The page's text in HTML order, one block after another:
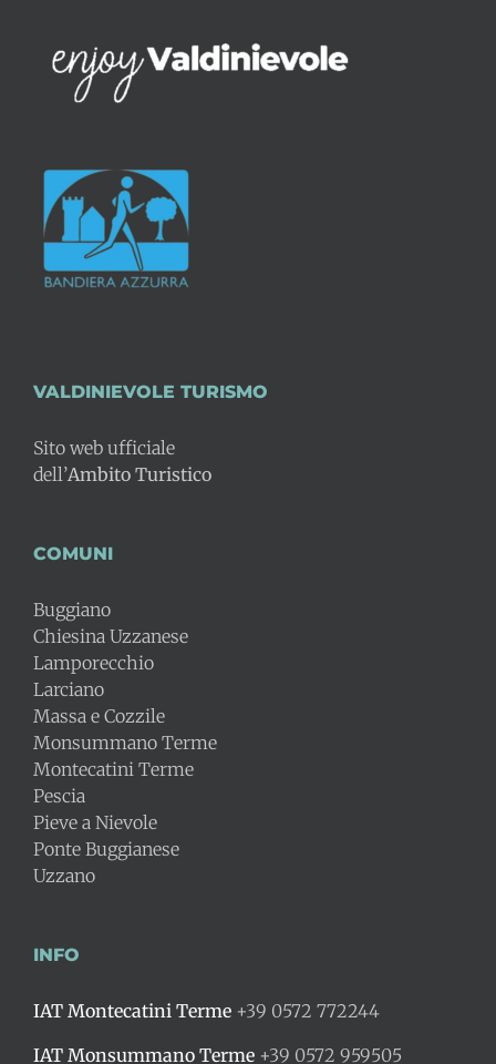
VALDINIEVOLE TURISMO
Sito web ufficiale
dell’Ambito Turistico
COMUNI
Buggiano
Chiesina Uzzanese
Lamporecchio
Larciano
Massa e Cozzile
Monsummano Terme
Montecatini Terme
Pescia
Pieve a Nievole
Ponte Buggianese
Uzzano
INFO
IAT Montecatini Terme +39 0572 772244
IAT Monsummano Terme +39 0572 959505